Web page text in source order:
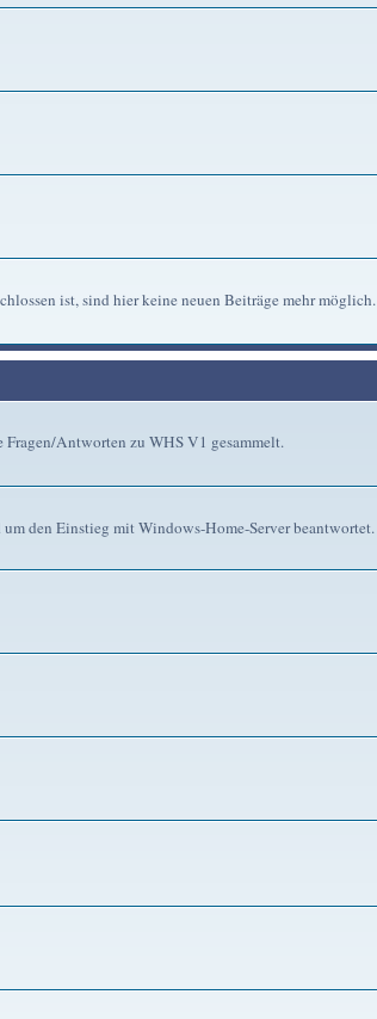
ist, sind hier keine neuen Beiträge mehr möglich.
Antworten zu WHS V1 gesammelt.
den Einstieg mit Windows-Home-Server beantwortet.